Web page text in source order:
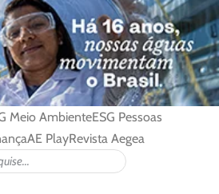
Meio AmbienteESG Pessoas
AE PlayRevista Aegea